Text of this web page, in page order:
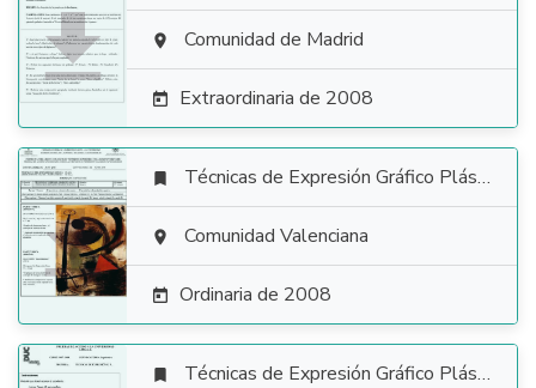
  Comunidad de Madrid
 Extraordinaria de 2008

 Técnicas de Expresión Gráfico Plástica
 Comunidad Valenciana
 Ordinaria de 2008
 Técnicas de Expresión Gráfico Plástica